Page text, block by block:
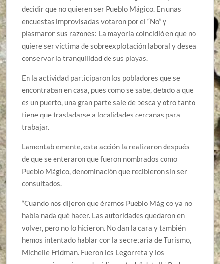
decidir que no quieren ser Pueblo Mágico. En unas
encuestas improvisadas votaron por el “No” y
plasmaron sus razones: La mayoría coincidió en que no
quiere ser víctima de sobreexplotación laboral y desea
conservar la tranquilidad de sus playas.
En la actividad participaron los pobladores que se
encontraban en casa, pues como se sabe, debido a que
es un puerto, una gran parte sale de pesca y otro tanto
tiene que trasladarse a localidades cercanas para
trabajar.
Lamentablemente, esta acción la realizaron después
de que se enteraron que fueron nombrados como
Pueblo Mágico, denominación que recibieron sin ser
consultados.
“Cuando nos dijeron que éramos Pueblo Mágico ya no
había nada qué hacer. Las autoridades quedaron en
volver, pero no lo hicieron. No dan la cara y también
hemos intentado hablar con la secretaria de Turismo,
Michelle Fridman. Fueron los Legorreta y los